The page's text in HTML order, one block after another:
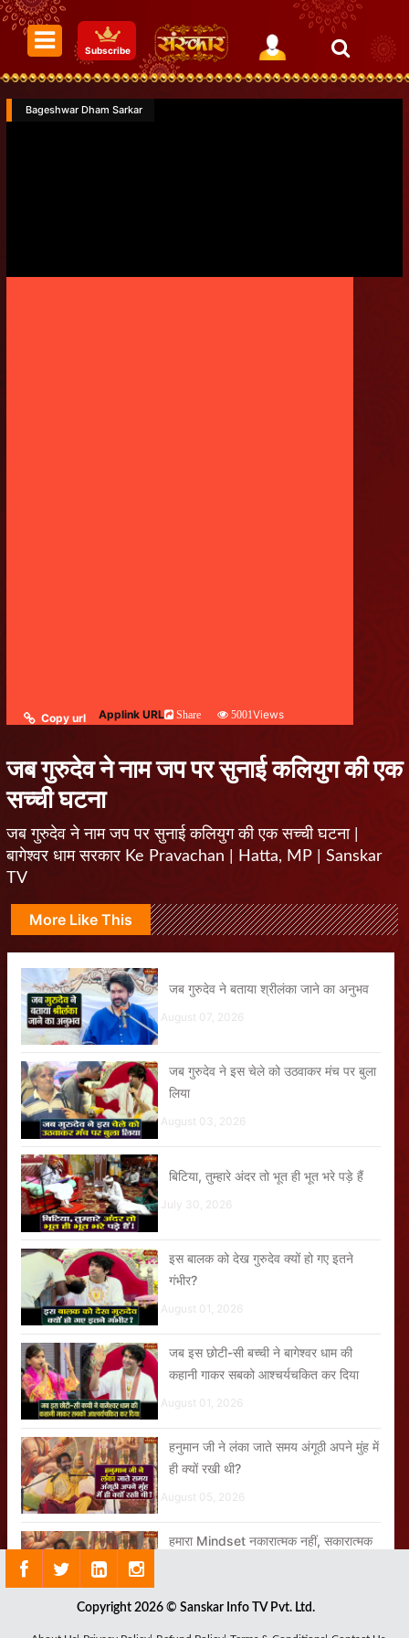
Subscribe
Bageshwar Dham Sarkar
Copy url Applink URL Share 5001 Views
जब गुरुदेव ने नाम जप पर सुनाई कलियुग की एक
सच्ची घटना
जब गुरुदेव ने नाम जप पर सुनाई कलियुग की एक सच्ची घटना |
बागेश्वर धाम सरकार Ke Pravachan | Hatta, MP | Sanskar
TV
More Like This
जब गुरुदेव ने बताया श्रीलंका जाने का अनुभव
August 07, 2026
जब गुरुदेव ने इस चेले को उठवाकर मंच पर बुला
लिया
August 03, 2026
बिटिया, तुम्हारे अंदर तो भूत ही भूत भरे पड़े हैं
July 30, 2026
इस बालक को देख गुरुदेव क्यों हो गए इतने
गंभीर?
August 01, 2026
जब इस छोटी-सी बच्ची ने बागेश्वर धाम की
कहानी गाकर सबको आश्चर्यचकित कर दिया
August 01, 2026
हनुमान जी ने लंका जाते समय अंगूठी अपने मुंह में
ही क्यों रखी थी?
August 05, 2026
हमारा Mindset नकारात्मक नहीं, सकारात्मक
Copyright 2026 © Sanskar Info TV Pvt. Ltd.